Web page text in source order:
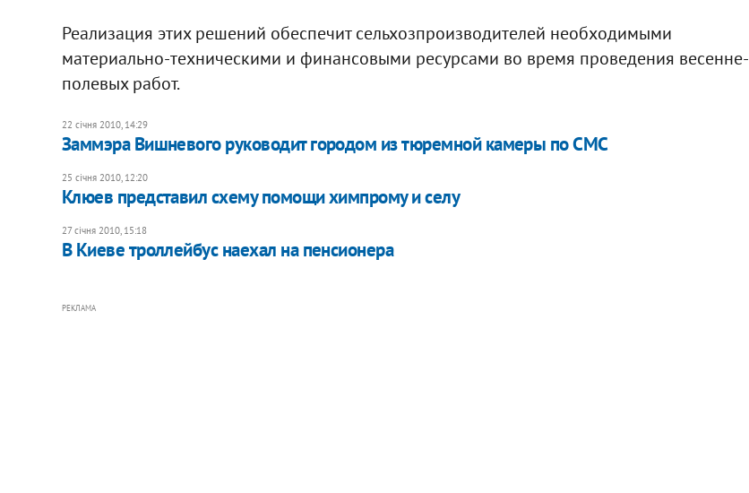
Реализация этих решений обеспечит сельхозпроизводителей необходимыми
материально-техническими и финансовыми ресурсами во время проведения весенне-
полевых работ.
22 січня 2010, 14:29
Заммэра Вишневого руководит городом из тюремной камеры по СМС
25 січня 2010, 12:20
Клюев представил схему помощи химпрому и селу
27 січня 2010, 15:18
В Киеве троллейбус наехал на пенсионера
РЕКЛАМА